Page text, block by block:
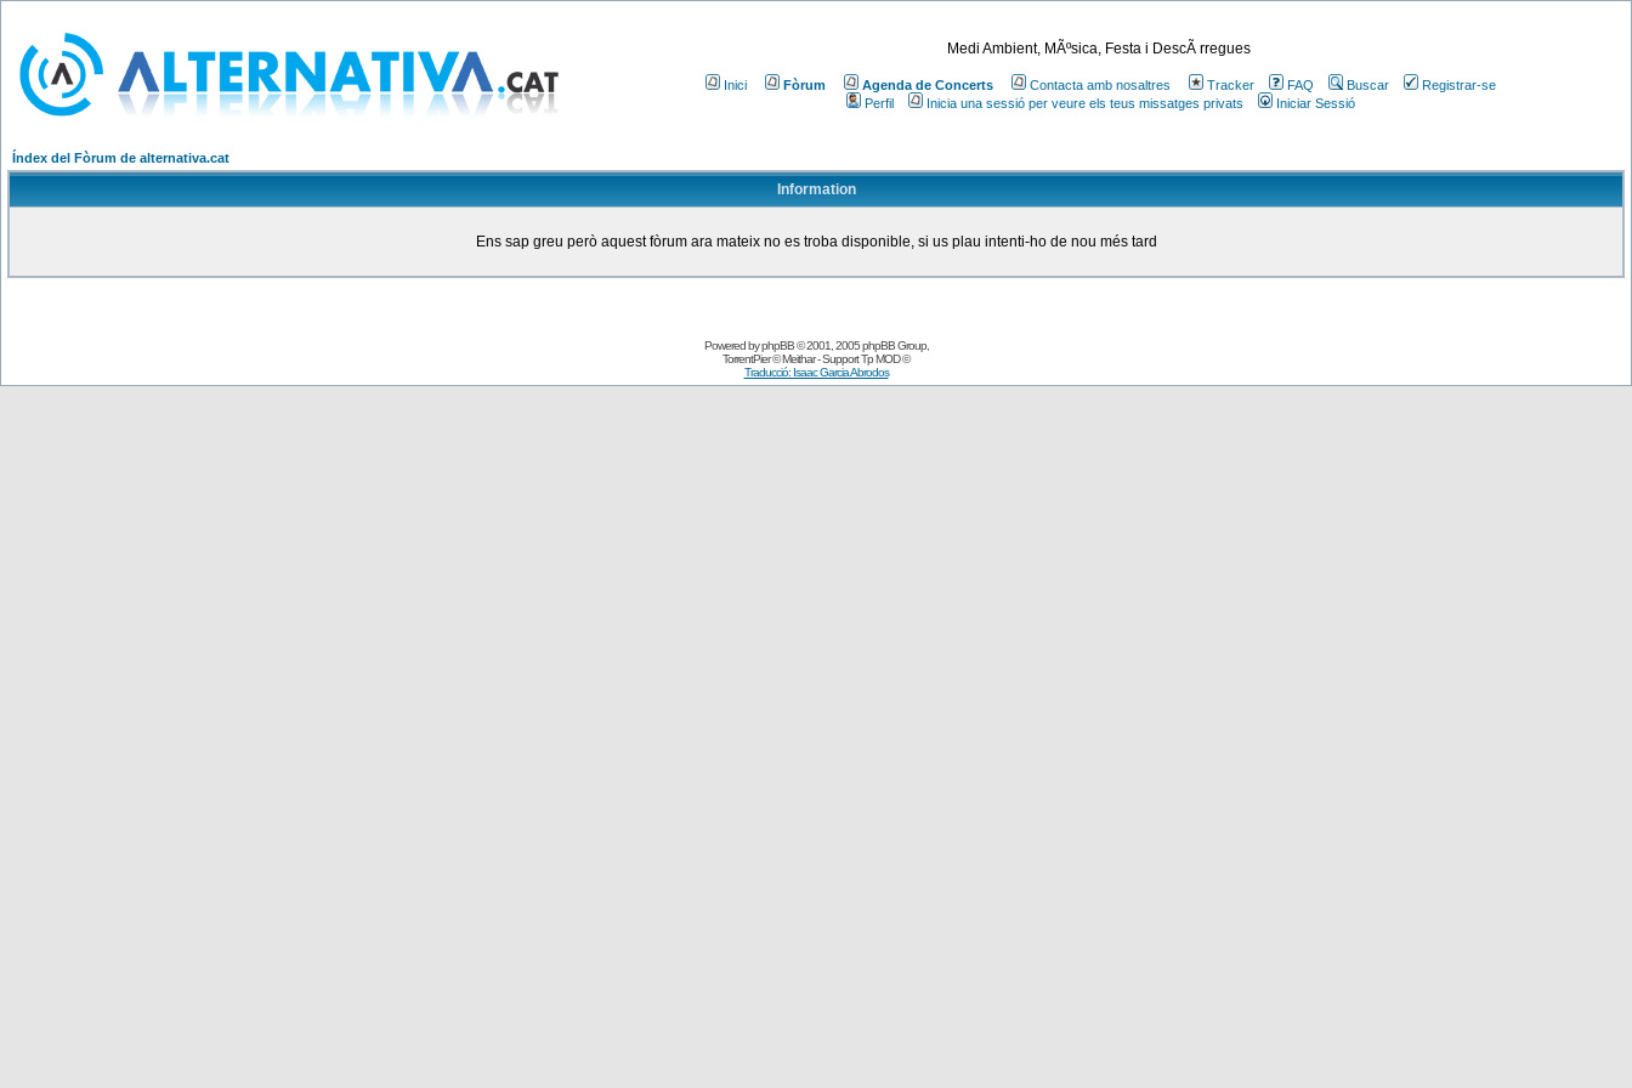
Medi Ambient, MÃºsica, Festa i DescÃ rregues
Inici Fòrum Agenda de Concerts Contacta amb nosaltres Tracker FAQ Buscar
Registrar-se
Perfil
Inicia una sessió per veure els teus missatges privats Iniciar Sessió
Índex del Fòrum de alternativa.cat
Information
Ens sap greu però aquest fòrum ara mateix no es troba disponible, si us plau intenti-ho de nou més tard
Powered byphpBB© 2001, 2005 phpBB Group,
TorrentPier© Meithar - SupportTp MOD©
Traducció: Isaac Garcia Abrodos